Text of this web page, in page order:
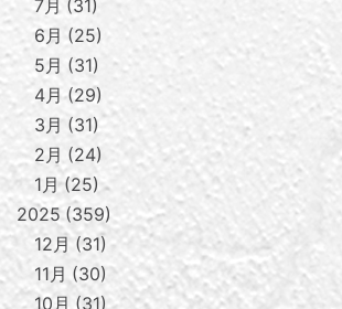
7月
31
6月
25
5月
31
4月
29
3月
31
2月
24
1月 25
2025 359
12月 31
11月
30
10月
31